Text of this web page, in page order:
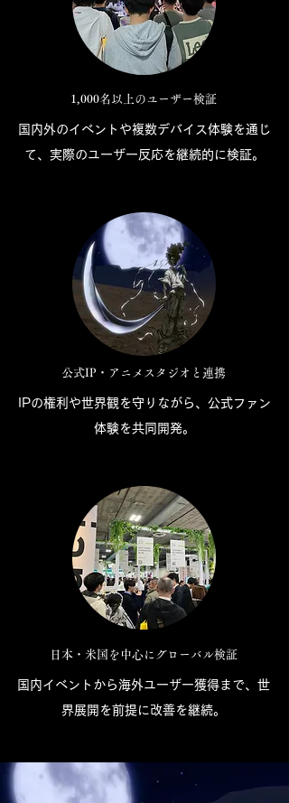
1,000名以上のユーザー検証
国内外のイベントや複数デバイス体験を通じ
て、実際のユーザー反応を継続的に検証。
公式IP・アニメスタジオと連携
IPの権利や世界観を守りながら、公式ファン
体験を共同開発。
日本・米国を中心にグローバル検証
国内イベントから海外ユーザー獲得まで、世
界展開を前提に改善を継続。